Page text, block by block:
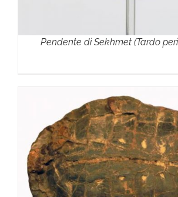
Pendente di Sekhmet (Tardo